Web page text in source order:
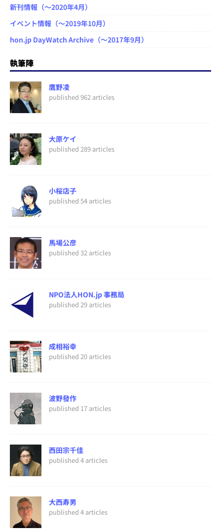
新刊情報（～2020年4月）
イベント情報（～2019年10月）
hon.jp DayWatch Archive（～2017年9月）
執筆陣
鷹野凌
published 962 articles
大原ケイ
published 289 articles
小桜店子
published 54 articles
馬場公彦
published 32 articles
NPO法人HON.jp 事務局
published 29 articles
成相裕幸
published 20 articles
波野發作
published 17 articles
西田宗千佳
published 4 articles
大西寿男
published 4 articles